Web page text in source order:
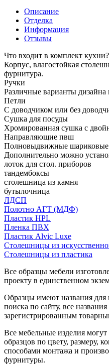
Описание
Отделка
Информация
Отзывы
Что входит в комплект кухни?
Корпус, влагостойкая
фурнитура.
Ручки
Различные варианты
Петли
С доводчиком или без
Сушка для посуды
Хромированная сушка с
Направляющие пвш
Полновыдвижные
Дополнительно можно
лоток для стол. приборов
тандембоксы
столешница из камня
бутылочница
ЛДСП
Полотно АГТ (МДФ)
Пластик HPL
Пленка ПВХ
Пластик Alvic Luxe
Столешницы из
Столешницы из пластика
Все образцы мебели
проекту в единственном
Образцы имеют названия для
поиска по сайту, все
зарегистрированным
Все мебельные изделия
образцов по цвету, размеру,
способами монтажа и
фурнитуры.